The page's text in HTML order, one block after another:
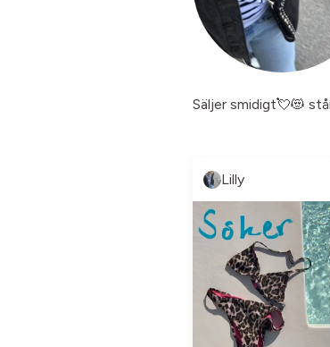
Säljer smidigt💘😻
Lilly